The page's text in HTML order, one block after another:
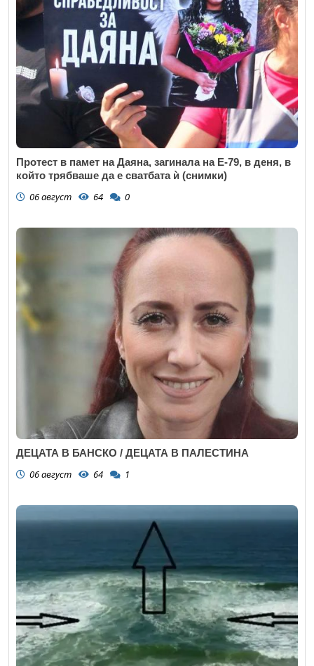
Протест в памет на Даяна, загинала на Е-79, в деня, в
който трябваше да е сватбата ѝ (снимки)
06 август 64 0
ДЕЦАТА В БАНСКО / ДЕЦАТА В ПАЛЕСТИНА
06 август 64 1